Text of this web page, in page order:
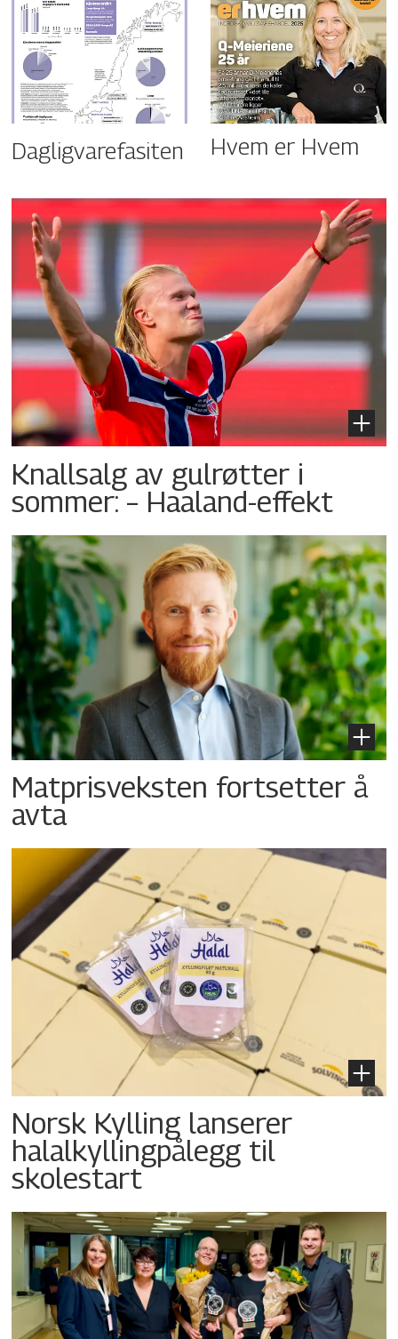
Dagligvarefasiten Hvem er Hvem
Knallsalg av gulrøtter i
sommer: – Haaland-effekt
Matprisveksten fortsetter å
avta
Norsk Kylling lanserer
halalkyllingpålegg til
skolestart